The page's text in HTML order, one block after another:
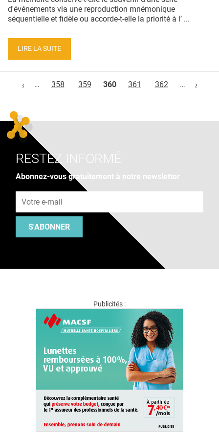
d'événements via une reproduction mnémonique
séquentielle et fidèle ou accorde-t-elle la priorité à l’ ...
LIRE LA SUITE
‹
… 358 359 360 361 362 … ›
RESTEZ INFORMÉ
Abonnez-vous gratuitement à notre newsletter
S'ABONNER
Publicités :